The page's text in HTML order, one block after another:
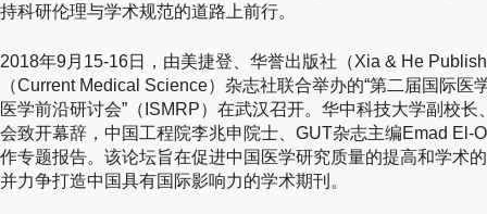
持科研伦理与学术规范的道路上前行。
2018年9月15-16日，由美捷登、华誉出版社（Xia & He
（Current Medical Science）杂志社联合举办的“第二届国际
医学前沿研讨会”（ISMRP）在武汉召开。华中科技大学副校
会致开幕辞，中国工程院李兆申院士、GUT杂志主编Emad El-
作专题报告。该论坛旨在促进中国医学研究质量的提高和学术
并力争打造中国具有国际影响力的学术期刊。